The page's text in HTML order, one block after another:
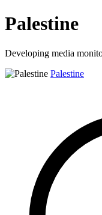
Palestine
Developing media
Palestine